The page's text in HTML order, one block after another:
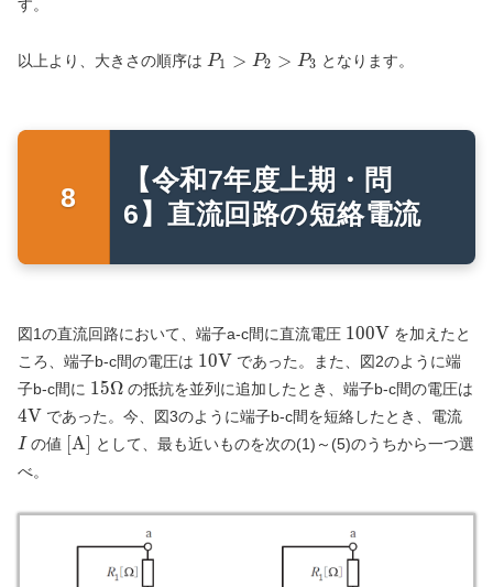
す。
以上より、大きさの順序は P_1
P1 > P2 > P3 となります。
【令和7年度上期・問
6】直流回路の短絡電流
図1の直流回路において、端子a-c間に直流電圧 100\text{V}
100V を加えたと
ころ、端子b-c間の電圧は 10\text{V}
10V であった。また、図2のように端
子b-c間に 15\Omega
15Ω の抵抗を並列に追加したとき、端子b-c間の電圧は
4\text{V}
4V であった。今、図3のように端子b-c間を短絡したとき、電流
I の値 \text{[A]}
[A] として、最も近いものを次の(1)～(5)のうちから一つ選
べ。